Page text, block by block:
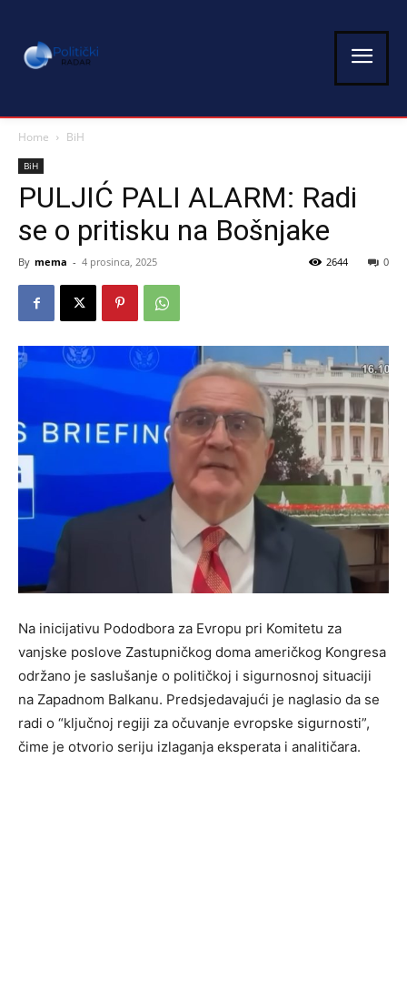
Home BiH
BiH
PULJIĆ PALI ALARM: Radi
se o pritisku na Bošnjake
By mema - 4 prosinca, 2025 0
2644
Na inicijativu Pododbora za Evropu pri Komitetu za
vanjske poslove Zastupničkog doma američkog Kongresa
održano je saslušanje o političkoj i sigurnosnoj situaciji
na Zapadnom Balkanu. Predsjedavajući je naglasio da se
radi o “ključnoj regiji za očuvanje evropske sigurnosti”,
čime je otvorio seriju izlaganja eksperata i analitičara.